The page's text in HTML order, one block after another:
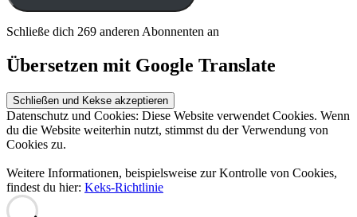
Schließe dich 269 anderen Abonnenten an
Übersetzen mit Google Translate
Datenschutz und Cookies: Diese Website verwendet Cookies. Wenn
du die Website weiterhin nutzt, stimmst du der Verwendung von
Cookies zu.
Weitere Informationen, beispielsweise zur Kontrolle von Cookies,
findest du hier: Keks-Richtlinie